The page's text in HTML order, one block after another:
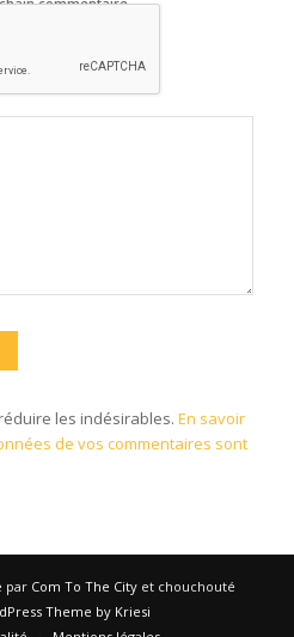
les indésirables. En savoir
de vos commentaires sont
par Com To The City et chouchouté
Theme by Kriesi